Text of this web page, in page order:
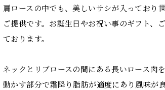
肩ロースの中でも、美しいサシが入っており
ご提供です。お誕生日やお祝い事のギフト、
ております。
ネックとリブロースの間にある長いロース肉
動かす部分で霜降り脂肪が適度にあり風味が